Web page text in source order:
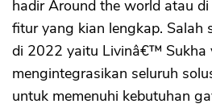
hadir Around the world atau
fitur yang kian lengkap. Salah
di 2022 yaitu Livinâ€™ Sukha
mengintegrasikan seluruh
untuk memenuhi kebutuhan